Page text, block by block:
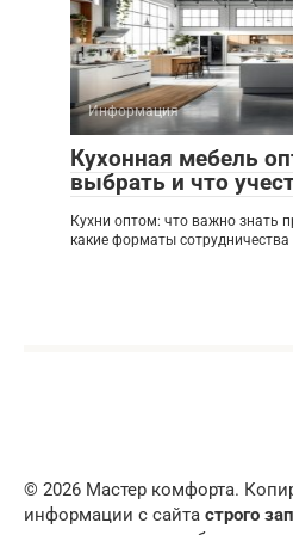
Информация
Кухонная мебель
выбрать и что
Кухни оптом: что важно знать
какие форматы
© 2026 Мастер комфорта.
информации с сайта строго